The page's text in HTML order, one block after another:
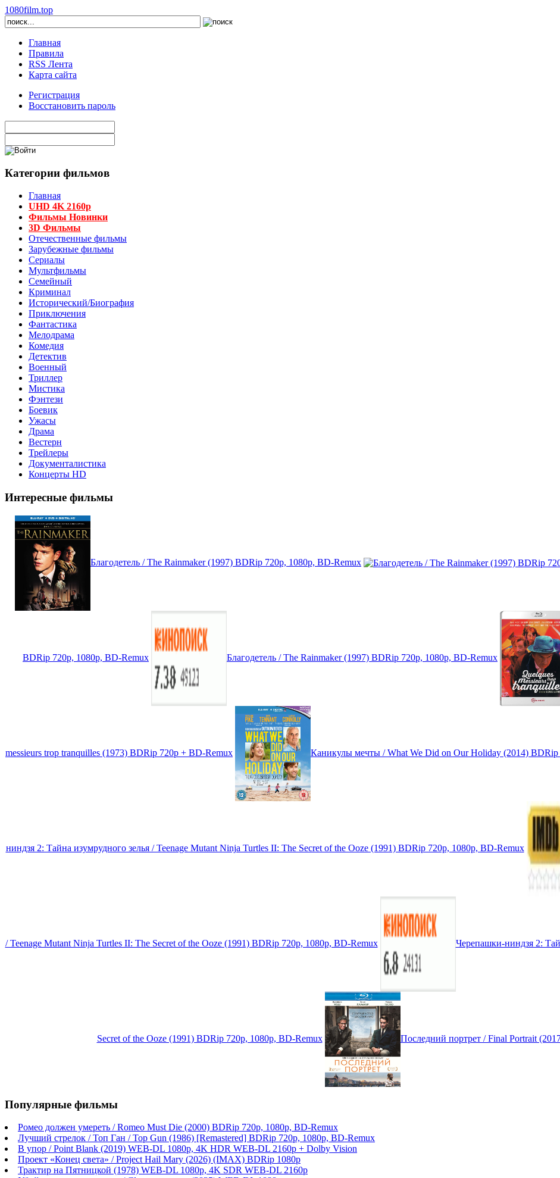
1080film.top
Главная
Правила
RSS Лента
Карта сайта
Регистрация
Восстановить пароль
Категории фильмов
Главная
UHD 4K 2160p
Фильмы Новинки
3D Фильмы
Отечественные фильмы
Зарубежные фильмы
Сериалы
Мультфильмы
Семейный
Криминал
Исторический/Биография
Приключения
Фантастика
Мелодрама
Комедия
Детектив
Военный
Триллер
Мистика
Фэнтези
Боевик
Ужасы
Драма
Вестерн
Трейлеры
Документалистика
Концерты HD
Интересные фильмы
Благодетель / The Rainmaker (1997) BDRip 720p, 1080p, BD-Remux
BDRip 720p, 1080p, BD-Remux Благодетель / The Rainmaker (1997) BDRip 720p, 1080p, BD-Remux
messieurs trop tranquilles (1973) BDRip 720p + BD-Remux Каникулы мечты / What We Did on Our Holiday (2014)
ниндзя 2: Тайна изумрудного зелья / Teenage Mutant Ninja Turtles II: The Secret of the Ooze (1991) BDRip 720p, 1080p, BD-Remux
/ Teenage Mutant Ninja Turtles II: The Secret of the Ooze (1991) BDRip 720p, 1080p, BD-Remux Черепашки-ниндзя 2:
Secret of the Ooze (1991) BDRip 720p, 1080p, BD-Remux Последний портрет / Final Portrait
Популярные фильмы
Ромео должен умереть / Romeo Must Die (2000) BDRip 720p, 1080p, BD-Remux
Лучший стрелок / Топ Ган / Top Gun (1986) [Remastered] BDRip 720p, 1080p, BD-Remux
В упор / Point Blank (2019) WEB-DL 1080p, 4K HDR WEB-DL 2160p + Dolby Vision
Проект «Конец света» / Project Hail Mary (2026) (IMAX) BDRip 1080p
Трактир на Пятницкой (1978) WEB-DL 1080p, 4K SDR WEB-DL 2160p